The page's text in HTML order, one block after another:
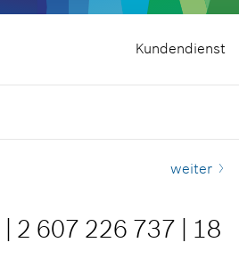
Kundendienst
weiter
2 607 226 737
18